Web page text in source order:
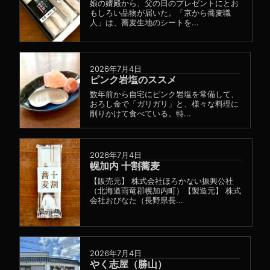
娘の婿殿から、父の日のプレゼントにとお
もしろい品物が届いた。「京から蕎麦職
人」は、蕎麦生地のシートを...
2026年7月4日
ピンク岩塩のススメ
数年前から自宅にピンク岩塩を常備して、
おろし金で「ガリガリ」と、様々な料理に
削りかけて食べている。特...
2026年7月4日
幌加内 十割蕎麦
【販売元】 株式会社ほろかない振興公社
（北海道雨竜郡幌加内町）【製造元】 株式
会社おびなた（長野県長...
2026年7月4日
やく志屋（勝山）